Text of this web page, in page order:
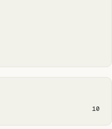
10